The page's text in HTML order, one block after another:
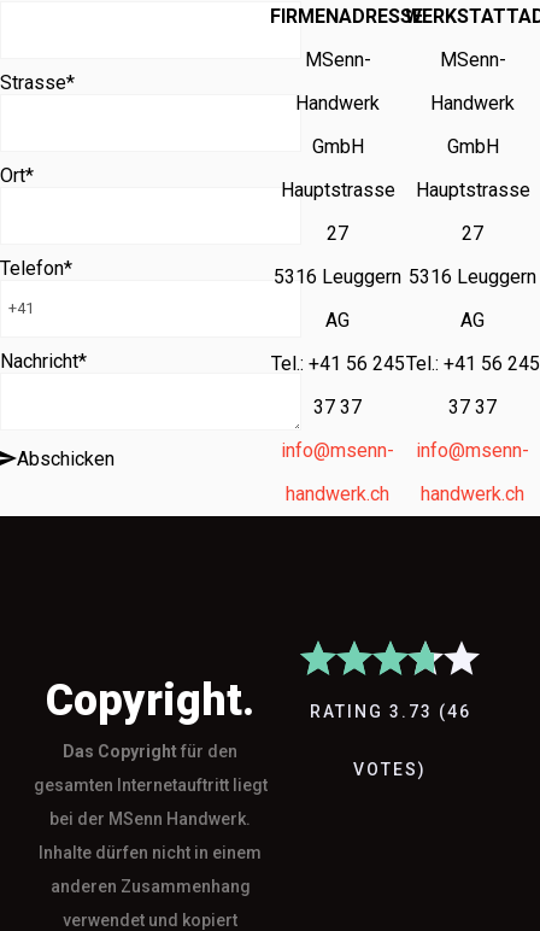
Strasse*
Ort*
Telefon*
Nachricht*
Abschicken
FIRMENADRESSE
MSenn-
Handwerk
GmbH
Hauptstrasse
27
5316 Leuggern
AG
Tel.: +41 56 245
37 37
info@msenn-
handwerk.ch
MSenn-
Handwerk
GmbH
Hauptstrasse
27
5316 Leuggern
AG
Tel.: +41 56 245
37 37
info@msenn-
handwerk.ch
Copyright.
Das Copyrightfür den
gesamten Internetauftritt liegt
bei der MSenn Handwerk.
Inhalte dürfen nicht in einem
anderen Zusammenhang
verwendet und kopiert
RATING 3.73 (46
VOTES)